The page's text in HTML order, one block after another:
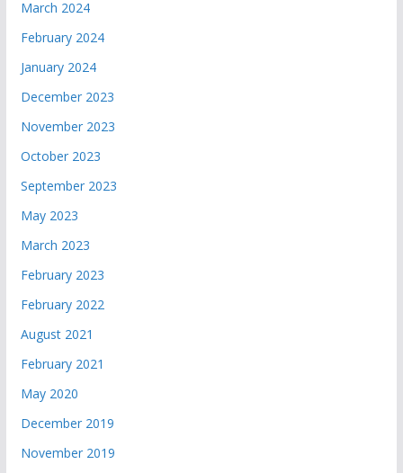
March 2024
February 2024
January 2024
December 2023
November 2023
October 2023
September 2023
May 2023
March 2023
February 2023
February 2022
August 2021
February 2021
May 2020
December 2019
November 2019